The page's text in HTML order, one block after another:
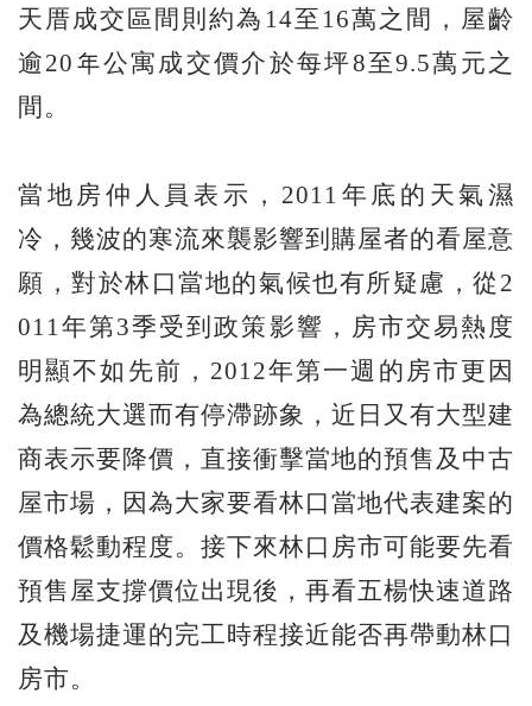
天厝成交區間則約為14至16萬之間，屋齡
逾20年公寓成交價介於每坪8至9.5萬元之
間。
當地房仲人員表示，2011年底的天氣濕
冷，幾波的寒流來襲影響到購屋者的看屋意
願，對於林口當地的氣候也有所疑慮，從2
011年第3季受到政策影響，房市交易熱度
明顯不如先前，2012年第一週的房市更因
為總統大選而有停滯跡象，近日又有大型建
商表示要降價，直接衝擊當地的預售及中古
屋市場，因為大家要看林口當地代表建案的
價格鬆動程度。接下來林口房市可能要先看
預售屋支撐價位出現後，再看五楊快速道路
及機場捷運的完工時程接近能否再帶動林口
房市。